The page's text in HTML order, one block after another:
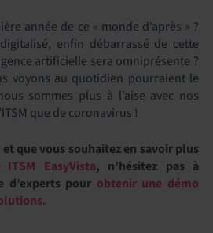
année de ce « monde d’après » ?
enfin débarrassé de cette
artificielle sera omniprésente ?
voyons au quotidien pourraient le
sommes plus à l’aise avec nos
que de coronavirus !
que vous souhaitez en savoir plus
EasyVista, n’hésitez pas à
d’experts pour obtenir une démo